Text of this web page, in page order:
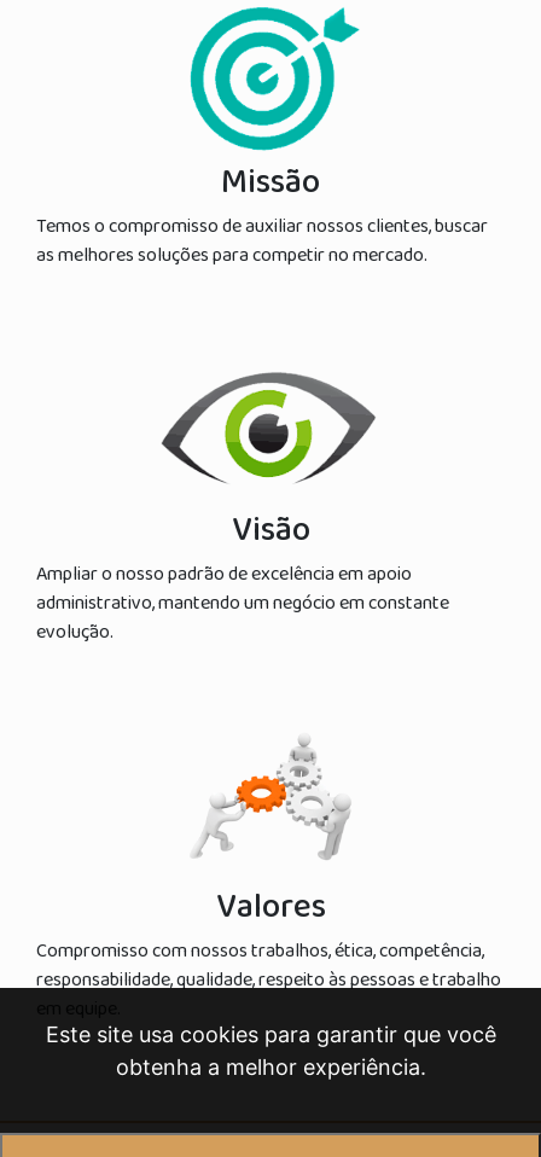
Missão
Temos o compromisso de auxiliar nossos clientes, buscar
as melhores soluções para competir no mercado.
Visão
Ampliar o nosso padrão de excelência em apoio
administrativo, mantendo um negócio em constante
evolução.
Valores
Compromisso com nossos trabalhos, ética, competência,
responsabilidade, qualidade, respeito às pessoas e trabalho
Este site usa cookies para garantir que você
obtenha a melhor experiência.